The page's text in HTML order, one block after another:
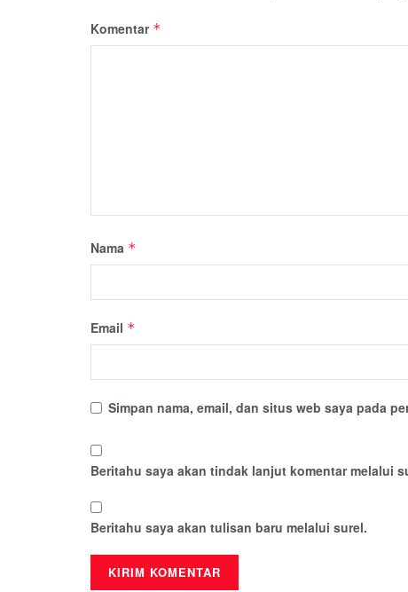
Komentar *
Nama *
Email *
Simpan nama, email, dan situs web saya pada
Beritahu saya akan tindak lanjut komentar melalui
Beritahu saya akan tulisan baru melalui surel.